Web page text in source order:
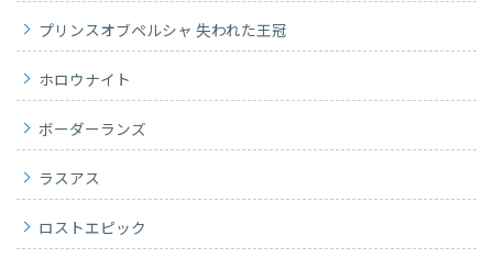
プリンスオブペルシャ 失われた王冠
ホロウナイト
ボーダーランズ
ラスアス
ロストエピック